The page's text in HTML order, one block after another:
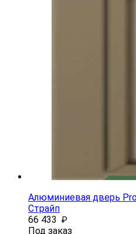
Алюминиевая дверь
Страйп
66 433 ₽
Под заказ